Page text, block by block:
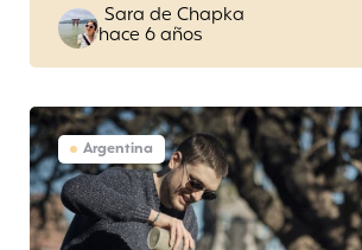
Posted
by
Sara de Chapka
hace 6 años
Argentina